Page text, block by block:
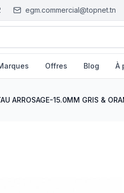
egm.commercial@topnet.tn
Offres Blog À
ARROSAGE-15.0MM GRIS &